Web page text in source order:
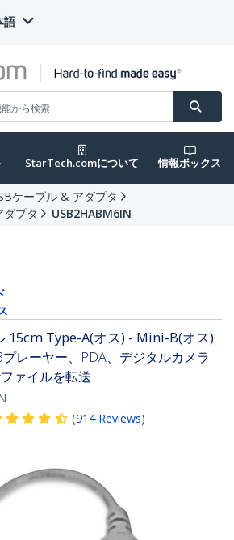
語
StarTech.comについて 情報ボックス
ケーブル & アダプタ
プタ
USB2HABM6IN
15cm Type-A(オス) - Mini-B(オス)
レーヤー、PDA、デジタルカメラ
ァイルを転送
(914 Reviews)